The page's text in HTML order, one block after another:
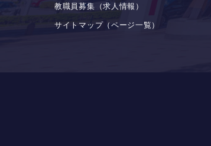
教職員募集（求人情報）
サイトマップ（ページ一覧）